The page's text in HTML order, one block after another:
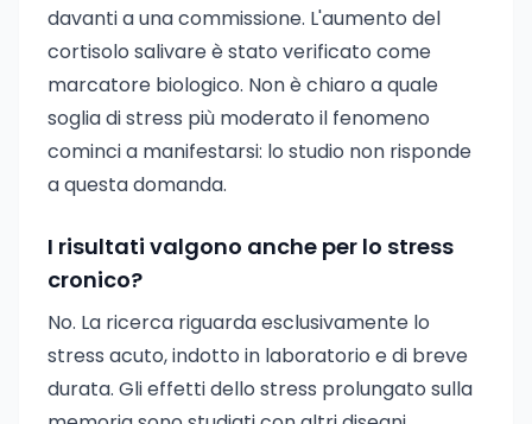
davanti a una commissione. L'aumento del
cortisolo salivare è stato verificato come
marcatore biologico. Non è chiaro a quale
soglia di stress più moderato il fenomeno
cominci a manifestarsi: lo studio non risponde
a questa domanda.
I risultati valgono anche per lo stress
cronico?
No. La ricerca riguarda esclusivamente lo
stress acuto, indotto in laboratorio e di breve
durata. Gli effetti dello stress prolungato sulla